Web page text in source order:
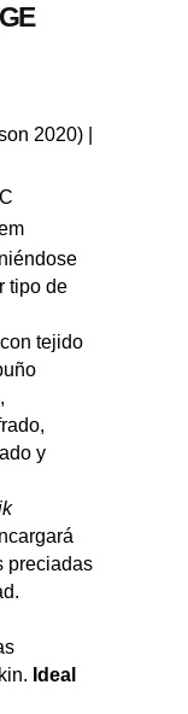
2020) |
tipo de
tejido
y
preciadas
Ideal